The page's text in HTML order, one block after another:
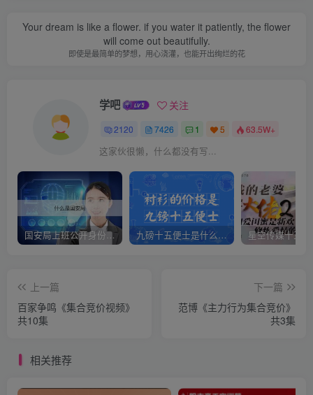
Your dream is like a flower. if you water it patiently, the flower
will come out beautifully.
即使是最简单的梦想，用心浇灌，也能开出绚烂的花
学吧 关注
2120 7426 1 5 63.5W+
这家伙很懒，什么都没有写...
国安局上班公开身份是什么（国安身份对家人保密吗） 九磅十五便士是什么意思（九磅十五便士是什么梗）
上一篇
百家争鸣《集合竞价视频》
共10集
下一篇
范博《主力行为集合竞价》
共3集
相关推荐